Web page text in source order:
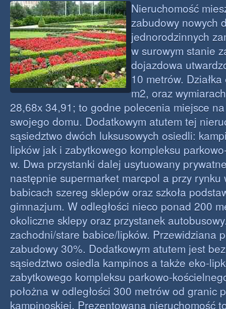
Nieruchomość
zabudowy nowych
jednorodzinnych
w surowym stanie
dojazdowa
10 metrów.
m2, oraz
28,68x 34,91; to godne polecenia miejsce
swojego domu. Dodatkowym atutem tej
sąsiedztwo dwóch luksusowych osiedli:
lipków jak i zabytkowego kompleksu
w. Dwa przystanki dalej usytuowany
następnie supermarket marcpol a przy rynku
babicach szereg sklepów oraz szkoła
gimnazjum. W odległości nieco ponad 200
okoliczne sklepy oraz przystanek
zachodni/stare babice/lipków. Przewidziana
zabudowy 30%. Dodatkowym atutem jest
sąsiedztwo osiedla kampinos a także eko-
zabytkowego kompleksu parkowo-
położna w odległości 300 metrów od granic
kampinoskiej. Prezentowana nieruchomość